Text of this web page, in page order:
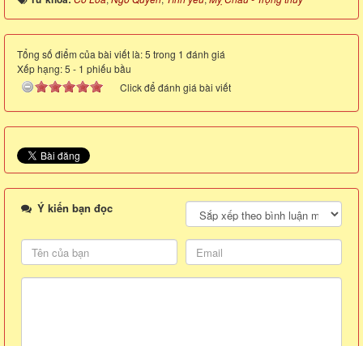
Tổng số điểm của bài viết là: 5 trong 1 đánh giá
Xếp hạng:5 - 1 phiếu bầu
Click để đánh giá bài viết
Ý kiến bạn đọc